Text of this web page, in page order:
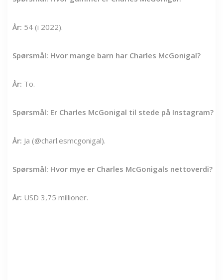
År: 54 (i 2022).
Spørsmål: Hvor mange barn har Charles McGonigal?
År: To.
Spørsmål: Er Charles McGonigal til stede på Instagram?
År: Ja (@charl.esmcgonigal).
Spørsmål: Hvor mye er Charles McGonigals nettoverdi?
År: USD 3,75 millioner.